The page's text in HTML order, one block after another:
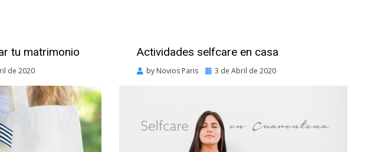
tu matrimonio
de 2020
Actividades selfcare en casa
by Novios Paris
Posted
3 de Abril de 2020